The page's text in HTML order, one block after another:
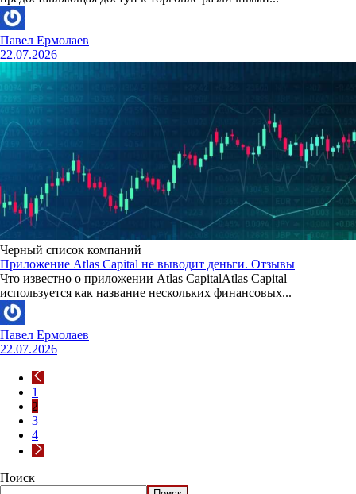
Павел Ермолаев
22.07.2026
Черный список компаний
Приложение Atlas Capital не выводит деньги. Отзывы
Что известно о приложении Atlas CapitalAtlas Capital
используется как название нескольких финансовых...
Павел Ермолаев
22.07.2026
1
2
3
4
Поиск